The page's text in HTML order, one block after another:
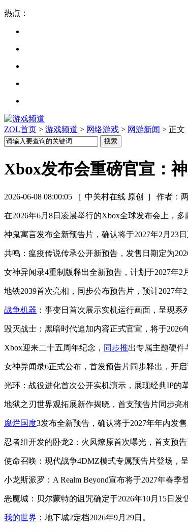
热点：
ZOL首页 > 游戏频道 > 网络游戏 > 网游新闻 > 正文
Xbox发布会重磅官宣：
2026-06-08 08:00:05 [ 中关村在线 原创 ] 作者：
在2026年6月8日凌晨举行的Xbox全球发布会上，
神鬼寓言发布全新预告片，确认将于2027年2月23日
共鸣：瘟疫传说传承公开新预告，发售日期定为
女神异闻录4重制版释出全新预告，计划于2027年2
地铁2039首次亮相，同步公布预告片，预计2027年2
战争机器 ：事变日首次展示实机运行画面，呈现系
毁灭战士：黑暗时代追加内容正式官宣，将于2026
Xbox迎来二十五周年纪念， 同步推出专属主题硬件
女神异闻录6正式公布，首发预告片同步释出，开启
光环：战役进化首次公开实机演示，展现经典IP的
地狱之刃世界观拓展新作揭晓，首支预告片同步亮
腐烂国度3发布全新预告，确认将于2027年年内发售
忍者组开发的卧龙2：火凤燎原首次曝光，首支预告
使命召唤：现代战争4DMZ模式专属预告片登场，
小龙斯派罗：A Realm Beyond宣布将于2027年春季
恶魔城：贝尔蒙特的诅咒确定于2026年10月15日发
我的世界 ：地下城2定档2026年9月29日。